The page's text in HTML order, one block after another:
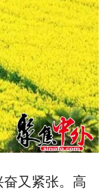
又紧张。高